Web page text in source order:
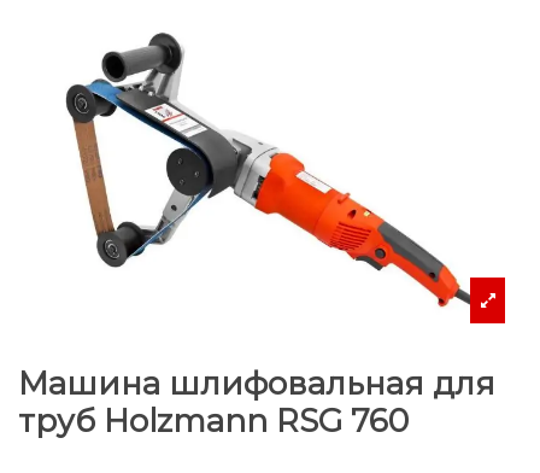
Машина шлифовальная для
труб Holzmann RSG 760